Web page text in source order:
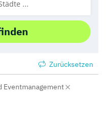
Zurücksetzen
Eventmanagement